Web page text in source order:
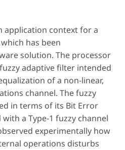
application context for a
has been
solution. The processor
adaptive filter intended
of a non-linear,
channel. The fuzzy
in terms of its Bit Error
a Type-1 fuzzy channel
experimentally how
operations disturbs